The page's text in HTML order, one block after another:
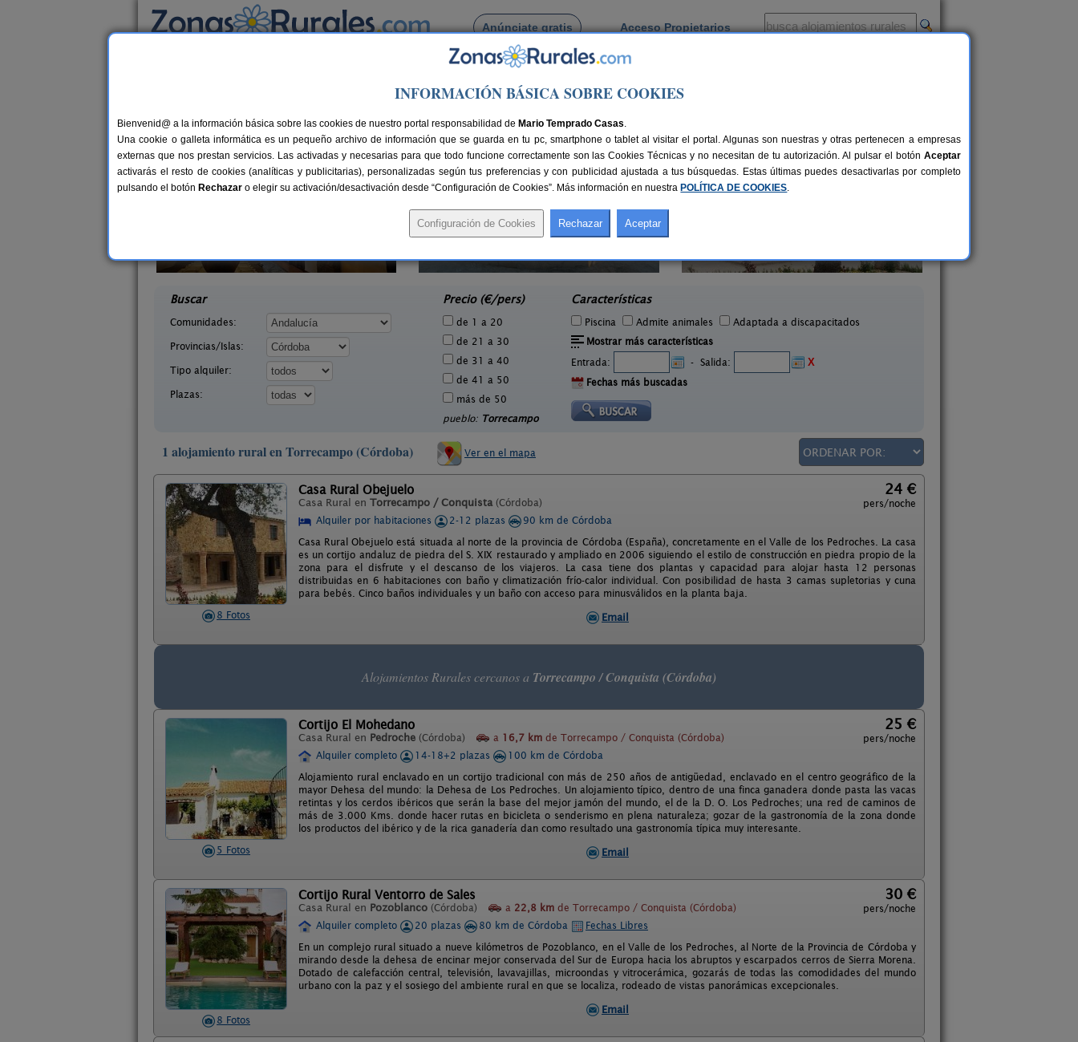
Anúnciate gratis Acceso Propietarios
Busca por pueblo
Casas Rurales en Torrecampo
27 €
Casa Rural Obejuelo
Buscar
Comunidades:
Provincias/Islas:
Tipo alquiler:
Plazas:
Precio (€/pers)
de 1 a 20
de 21 a 30
de 31 a 40
de 41 a 50
más de 50
pueblo: Torrecampo
Características
Piscina Admite animales
Adaptada a discapacitados
Mostrar más características
Entrada:
- Salida:
X
Fechas más buscadas
1 alojamiento rural en Torrecampo (Córdoba) Ver en el mapa
8 Fotos
Casa Rural Obejuelo
Casa Rural en Torrecampo / Conquista (Córdoba)
24 €
pers/noche
Alquiler por habitaciones
2-12 plazas
90 km de Córdoba
Casa Rural Obejuelo está situada al norte de la provincia de Córdoba (España), concretamente en el Valle de los Pedroches. La casa
es un cortijo andaluz de piedra del S. XIX restaurado y ampliado en 2006 siguiendo el estilo de construcción en piedra propio de la
zona para el disfrute y el descanso de los viajeros. La casa tiene dos plantas y capacidad para alojar hasta 12 personas
distribuidas en 6 habitaciones con baño y climatización frío-calor individual. Con posibilidad de hasta 3 camas supletorias y cuna
para bebés. Cinco baños individuales y un baño con acceso para minusválidos en la planta baja.
Email
Alojamientos Rurales cercanos a Torrecampo / Conquista (Córdoba)
5 Fotos
Cortijo El Mohedano
Casa Rural en Pedroche (Córdoba) a 16,7 km de Torrecampo / Conquista (Córdoba)
25 €
pers/noche
Alquiler completo
14-18+2 plazas
100 km de Córdoba
Alojamiento rural enclavado en un cortijo tradicional con más de 250 años de antigüedad, enclavado en el centro geográfico de la
mayor Dehesa del mundo: la Dehesa de Los Pedroches. Un alojamiento típico, dentro de una finca ganadera donde pasta las vacas
retintas y los cerdos ibéricos que serán la base del mejor jamón del mundo, el de la D. O. Los Pedroches; una red de caminos de
más de 3.000 Kms. donde hacer rutas en bicicleta o senderismo en plena naturaleza; gozar de la gastronomía de la zona donde
los productos del ibérico y de la rica ganadería dan como resultado una gastronomía típica muy interesante.
Email
8 Fotos
Cortijo Rural Ventorro de Sales
Casa Rural en Pozoblanco (Córdoba) a 22,8 km de Torrecampo / Conquista (Córdoba)
30 €
pers/noche
Alquiler completo
20 plazas 80 km de Córdoba
Fechas Libres
En un complejo rural situado a nueve kilómetros de Pozoblanco, en el Valle de los Pedroches, al Norte de la Provincia de Córdoba y
mirando desde la dehesa de encinar mejor conservada del Sur de Europa hacia los abruptos y escarpados cerros de Sierra Morena.
Dotado de calefacción central, televisión, lavavajillas, microondas y vitrocerámica, gozarás de todas las comodidades del mundo
urbano con la paz y el sosiego del ambiente rural en que se localiza, rodeado de vistas panorámicas excepcionales.
Email
INFORMACIÓN BÁSICA SOBRE COOKIES
Bienvenid@ a la información básica sobre las cookies de nuestro portal responsabilidad de Mario Temprado Casas.
Una cookie o galleta informática es un pequeño archivo de información que se guarda en tu pc, smartphone o tablet al visitar el portal. Algunas son nuestras y otras pertenecen a empresas
externas que nos prestan servicios. Las activadas y necesarias para que todo funcione correctamente son las Cookies Técnicas y no necesitan de tu autorización. Al pulsar el botón Aceptar
activarás el resto de cookies (analíticas y publicitarias), personalizadas según tus preferencias y con publicidad ajustada a tus búsquedas. Estas últimas puedes desactivarlas por completo
pulsando el botón Rechazar o elegir su activación/desactivación desde “Configuración de Cookies”. Más información en nuestra POLÍTICA DE COOKIES.